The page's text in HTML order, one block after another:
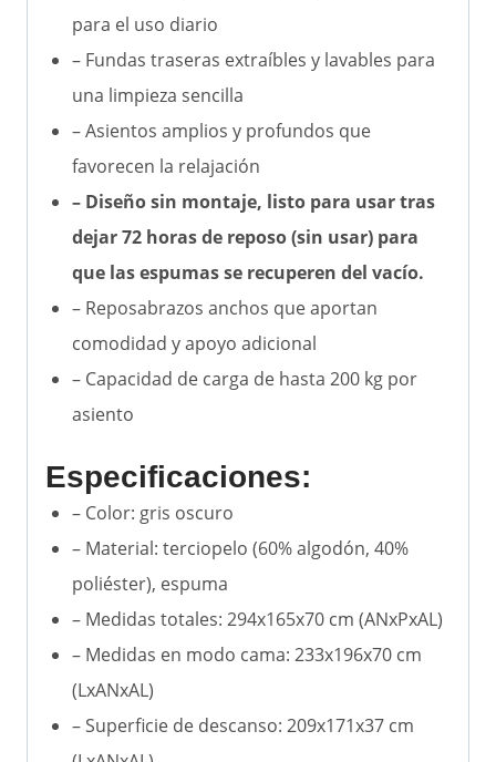
para el uso diario
– Fundas traseras extraíbles y lavables para
una limpieza sencilla
– Asientos amplios y profundos que
favorecen la relajación
– Diseño sin montaje, listo para usar tras
dejar 72 horas de reposo (sin usar) para
que las espumas se recuperen del vacío.
– Reposabrazos anchos que aportan
comodidad y apoyo adicional
– Capacidad de carga de hasta 200 kg por
asiento
Especificaciones:
– Color: gris oscuro
– Material: terciopelo (60% algodón, 40%
poliéster), espuma
– Medidas totales: 294x165x70 cm (ANxPxAL)
– Medidas en modo cama: 233x196x70 cm
(LxANxAL)
– Superficie de descanso: 209x171x37 cm